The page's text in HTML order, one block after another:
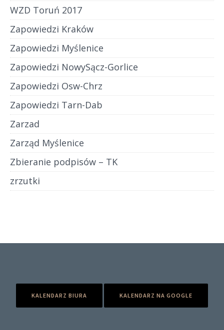
WZD Toruń 2017
Zapowiedzi Kraków
Zapowiedzi Myślenice
Zapowiedzi NowySącz-Gorlice
Zapowiedzi Osw-Chrz
Zapowiedzi Tarn-Dab
Zarzad
Zarząd Myślenice
Zbieranie podpisów – TK
zrzutki
KALENDARZ BIURA KALENDARZ NA GOOGLE